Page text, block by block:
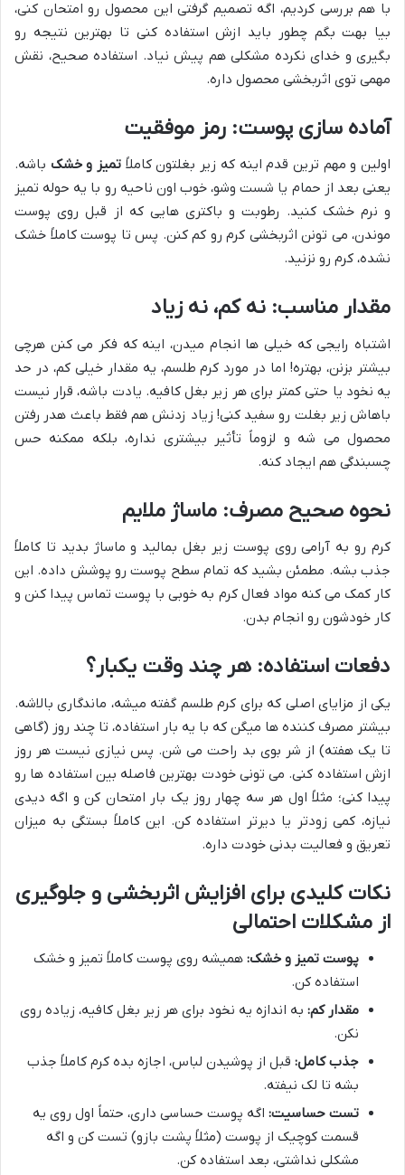
با هم بررسی کردیم، اگه تصمیم گرفتی این محصول رو امتحان کنی،
بیا بهت بگم چطور باید ازش استفاده کنی تا بهترین نتیجه رو
بگیری و خدای نکرده مشکلی هم پیش نیاد. استفاده صحیح، نقش
مهمی توی اثربخشی محصول داره.
آماده سازی پوست: رمز موفقیت
اولین و مهم ترین قدم اینه که زیر بغلتون کاملاً تمیز و خشک باشه.
یعنی بعد از حمام یا شست وشو، خوب اون ناحیه رو با یه حوله تمیز
و نرم خشک کنید. رطوبت و باکتری هایی که از قبل روی پوست
موندن، می تونن اثربخشی کرم رو کم کنن. پس تا پوست کاملاً خشک
نشده، کرم رو نزنید.
مقدار مناسب: نه کم، نه زیاد
اشتباه رایجی که خیلی ها انجام میدن، اینه که فکر می کنن هرچی
بیشتر بزنن، بهتره! اما در مورد کرم طلسم، یه مقدار خیلی کم، در حد
یه نخود یا حتی کمتر برای هر زیر بغل کافیه. یادت باشه، قرار نیست
باهاش زیر بغلت رو سفید کنی! زیاد زدنش هم فقط باعث هدر رفتن
محصول می شه و لزوماً تأثیر بیشتری نداره، بلکه ممکنه حس
چسبندگی هم ایجاد کنه.
نحوه صحیح مصرف: ماساژ ملایم
کرم رو به آرامی روی پوست زیر بغل بمالید و ماساژ بدید تا کاملاً
جذب بشه. مطمئن بشید که تمام سطح پوست رو پوشش داده. این
کار کمک می کنه مواد فعال کرم به خوبی با پوست تماس پیدا کنن و
کار خودشون رو انجام بدن.
دفعات استفاده: هر چند وقت یکبار؟
یکی از مزایای اصلی که برای کرم طلسم گفته میشه، ماندگاری بالاشه.
بیشتر مصرف کننده ها میگن که با یه بار استفاده، تا چند روز (گاهی
تا یک هفته) از شر بوی بد راحت می شن. پس نیازی نیست هر روز
ازش استفاده کنی. می تونی خودت بهترین فاصله بین استفاده ها رو
پیدا کنی؛ مثلاً اول هر سه چهار روز یک بار امتحان کن و اگه دیدی
نیازه، کمی زودتر یا دیرتر استفاده کن. این کاملاً بستگی به میزان
تعریق و فعالیت بدنی خودت داره.
نکات کلیدی برای افزایش اثربخشی و جلوگیری
از مشکلات احتمالی
پوست تمیز و خشک: همیشه روی پوست کاملاً تمیز و خشک
استفاده کن.
مقدار کم: به اندازه یه نخود برای هر زیر بغل کافیه، زیاده روی
نکن.
جذب کامل: قبل از پوشیدن لباس، اجازه بده کرم کاملاً جذب
بشه تا لک نیفته.
تست حساسیت: اگه پوست حساسی داری، حتماً اول روی یه
قسمت کوچیک از پوست (مثلاً پشت بازو) تست کن و اگه
مشکلی نداشتی، بعد استفاده کن.